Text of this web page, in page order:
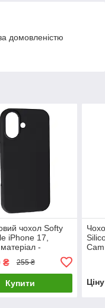
домовленістю
чохол Softy
iPhone 17,
-
₴ 255 ₴
Купити